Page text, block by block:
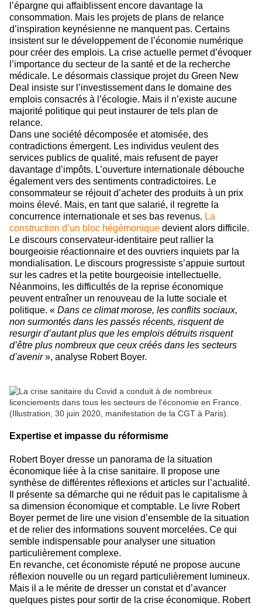
l’épargne qui affaiblissent encore davantage la
consommation. Mais les projets de plans de relance
d’inspiration keynésienne ne manquent pas. Certains
insistent sur le développement de l’économie numérique
pour créer des emplois. La crise actuelle permet d’évoquer
l’importance du secteur de la santé et de la recherche
médicale. Le désormais classique projet du Green New
Deal insiste sur l’investissement dans le domaine des
emplois consacrés à l’écologie. Mais il n’existe aucune
majorité politique qui peut instaurer de tels plan de
relance.
Dans une société décomposée et atomisée, des
contradictions émergent. Les individus veulent des
services publics de qualité, mais refusent de payer
davantage d’impôts. L’ouverture internationale débouche
également vers des sentiments contradictoires. Le
consommateur se réjouit d’acheter des produits à un prix
moins élevé. Mais, en tant que salarié, il regrette la
concurrence internationale et ses bas revenus. La
construction d’un bloc hégémonique devient alors difficile.
Le discours conservateur-identitaire peut rallier la
bourgeoisie réactionnaire et des ouvriers inquiets par la
mondialisation. Le discours progressiste s’appuie surtout
sur les cadres et la petite bourgeoisie intellectuelle.
Néanmoins, les difficultés de la reprise économique
peuvent entraîner un renouveau de la lutte sociale et
politique. « Dans ce climat morose, les conflits sociaux,
non surmontés dans les passés récents, risquent de
resurgir d’autant plus que les emplois détruits risquent
d’être plus nombreux que ceux créés dans les secteurs
d’avenir», analyse Robert Boyer.
Expertise et impasse du réformisme
Robert Boyer dresse un panorama de la situation
économique liée à la crise sanitaire. Il propose une
synthèse de différentes réflexions et articles sur l’actualité.
Il présente sa démarche qui ne réduit pas le capitalisme à
sa dimension économique et comptable. Le livre Robert
Boyer permet de lire une vision d’ensemble de la situation
et de relier des informations souvent morcelées. Ce qui
semble indispensable pour analyser une situation
particulièrement complexe.
En revanche, cet économiste réputé ne propose aucune
réflexion nouvelle ou un regard particulièrement lumineux.
Mais il a le mérite de dresser un constat et d’avancer
quelques pistes pour sortir de la crise économique. Robert